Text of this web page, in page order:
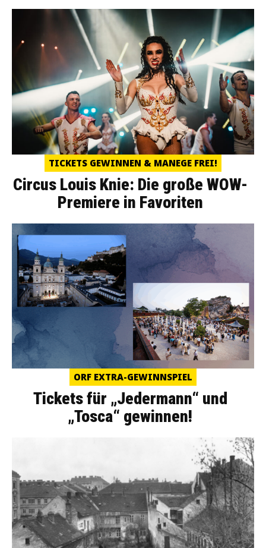
TICKETS GEWINNEN & MANEGE FREI!
Circus Louis Knie: Die große WOW-
Premiere in Favoriten
ORF EXTRA-GEWINNSPIEL
Tickets für „Jedermann“ und
„Tosca“ gewinnen!